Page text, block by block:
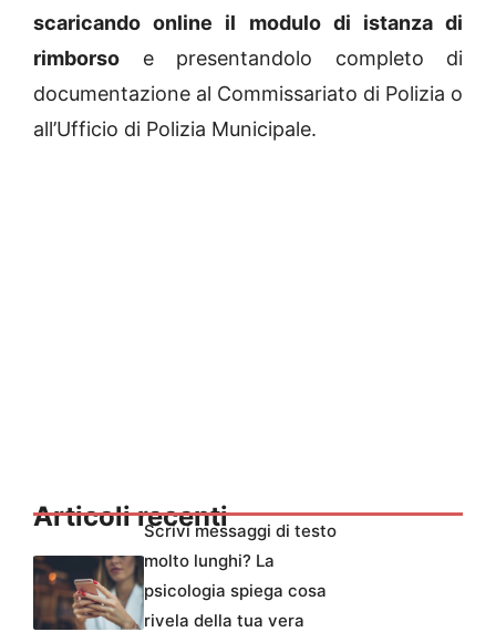
scaricando online il modulo di istanza di
rimborso e presentandolo completo di
documentazione al Commissariato di Polizia o
all’Ufficio di Polizia Municipale.
Articoli recentiScrivi messaggi di testo
molto lunghi? La
psicologia spiega cosa
rivela della tua vera